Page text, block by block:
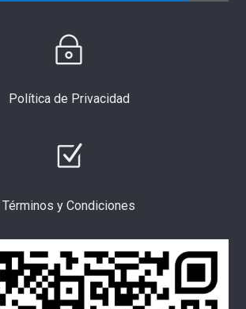
Política de Privacidad
Términos y Condiciones